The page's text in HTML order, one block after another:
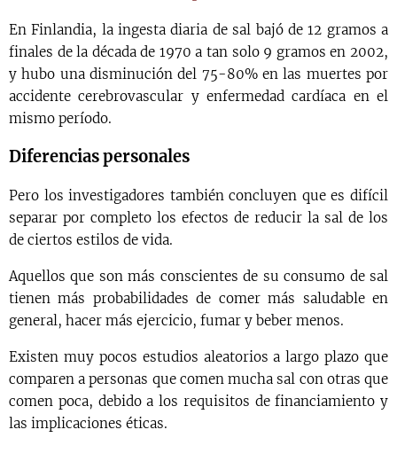
En Finlandia, la ingesta diaria de sal bajó de 12 gramos a
finales de la década de 1970 a tan solo 9 gramos en 2002,
y hubo una disminución del 75-80% en las muertes por
accidente cerebrovascular y enfermedad cardíaca en el
mismo período.
Diferencias personales
Pero los investigadores también concluyen que es difícil
separar por completo los efectos de reducir la sal de los
de ciertos estilos de vida.
Aquellos que son más conscientes de su consumo de sal
tienen más probabilidades de comer más saludable en
general, hacer más ejercicio, fumar y beber menos.
Existen muy pocos estudios aleatorios a largo plazo que
comparen a personas que comen mucha sal con otras que
comen poca, debido a los requisitos de financiamiento y
las implicaciones éticas.